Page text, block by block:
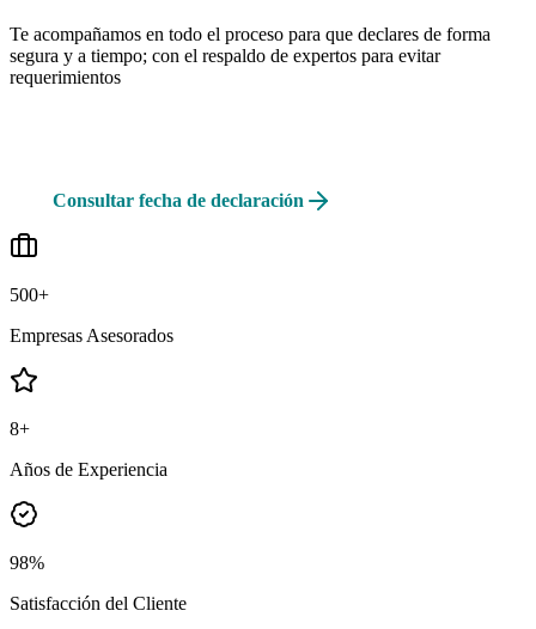
Te acompañamos en todo el proceso para que declares de forma
segura y a tiempo; con el respaldo de expertos para evitar
requerimientos
Consultar fecha de declaración
500+
Empresas Asesorados
8+
Años de Experiencia
98%
Satisfacción del Cliente